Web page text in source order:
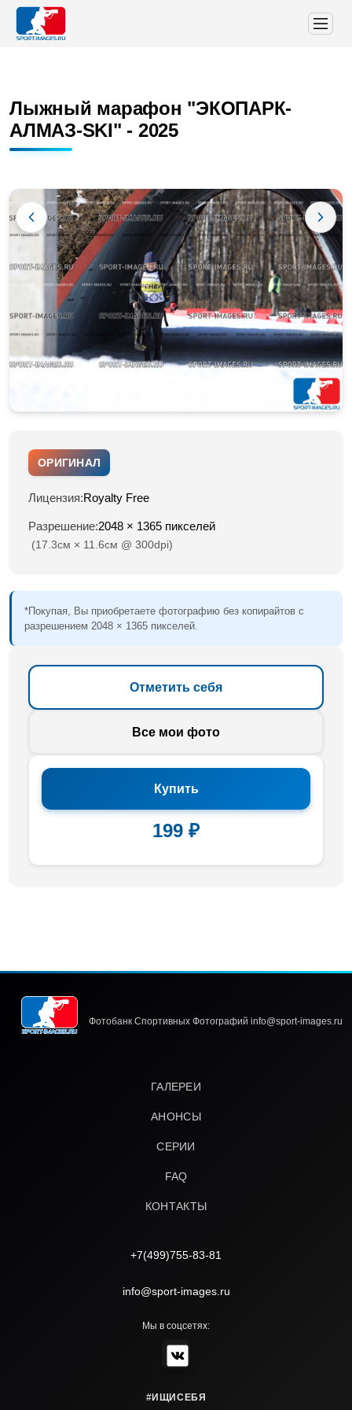
Лыжный марафон "ЭКОПАРК-
АЛМАЗ-SKI" - 2025
ОРИГИНАЛ
Лицензия:Royalty Free
Разрешение:2048 × 1365 пикселей
(17.3см × 11.6см @ 300dpi)
*Покупая, Вы приобретаете фотографию без копирайтов с
разрешением 2048 × 1365 пикселей.
Отметить себя
Все мои фото
Купить
199 ₽
Фотобанк Спортивных Фотографий info@sport-images.ru
ГАЛЕРЕИ
АНОНСЫ
СЕРИИ
FAQ
КОНТАКТЫ
+7(499)755-83-81
info@sport-images.ru
Мы в соцсетях:
#ИЩИСЕБЯ